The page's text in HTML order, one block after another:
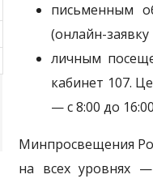
письменным
(онлайн-
личным
кабинет 107.
— с 8:00 до
Минпросвещения
на всех уровнях